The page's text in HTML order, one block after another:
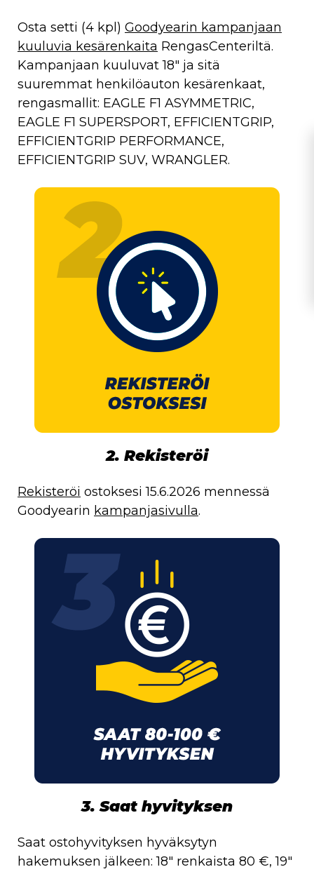
Osta setti (4 kpl) Goodyearin kampanjaan
kuuluvia kesärenkaita RengasCenteriltä.
Kampanjaan kuuluvat 18″ ja sitä
suuremmat henkilöauton kesärenkaat,
rengasmallit: EAGLE F1 ASYMMETRIC,
EAGLE F1 SUPERSPORT, EFFICIENTGRIP,
EFFICIENTGRIP PERFORMANCE,
EFFICIENTGRIP SUV, WRANGLER.
2. Rekisteröi
Rekisteröi ostoksesi 15.6.2026 mennessä
Goodyearin kampanjasivulla.
3. Saat hyvityksen
Saat ostohyvityksen hyväksytyn
hakemuksen jälkeen: 18″ renkaista 80 €, 19″